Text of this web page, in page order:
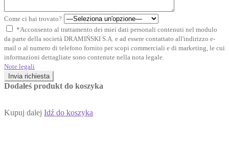
Come ci hai trovato?
*Acconsento al trattamento dei miei dati personali contenuti nel modulo
da parte della società DRAMIŃSKI S.A. e ad essere contattato all'indirizzo e-
mail o al numero di telefono fornito per scopi commerciali e di marketing, le cui
informazioni dettagliate sono contenute nella nota legale.
Note legali
Invia richiesta
Dodałeś produkt do koszyka
Kupuj dalej Idź do koszyka